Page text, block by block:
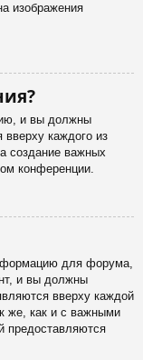
изображения
и вы должны
каждого из
создание важных
конференции.
для форума,
и вы должны
вверху каждой
же, как и с важными
предоставляются